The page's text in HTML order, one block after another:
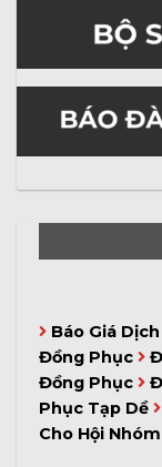
Báo Giá
Đồng Phục
Đồng Phục
Phục Tạp Dề
Cho Hội Nhóm